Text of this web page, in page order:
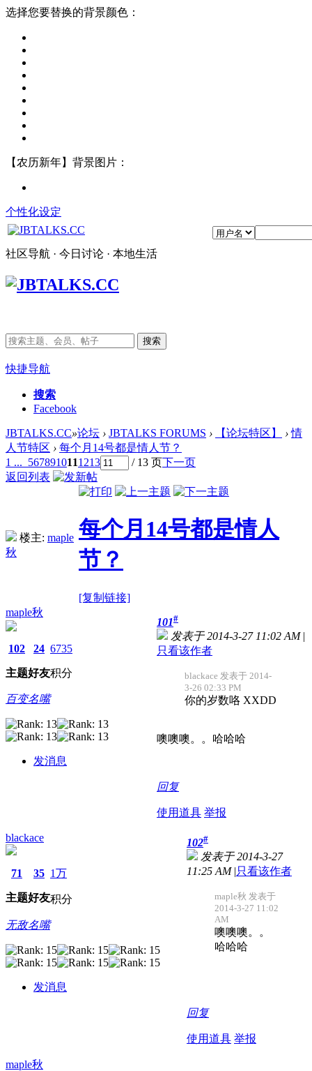
选择您要替换的背景颜色：
【农历新年】背景图片：
个性化设定
社区导航 · 今日讨论 · 本地生活
搜索
快捷导航
搜索
Facebook
JBTALKS.CC»论坛 › JBTALKS FORUMS › 【论坛特区】 › 情
人节特区 › 每个月14号都是情人节？
1 ... 5678910111213 / 13 页下一页
返回列表
楼主: maple
秋
每个月14号都是情人
节？
[复制链接]
maple秋
102
主题
24
好友
6735
积分
百变名嘴
发消息
101#
发表于 2014-3-27 11:02 AM |
只看该作者
blackace 发表于 2014-
3-26 02:33 PM
你的岁数咯 XXDD
噢噢噢。。哈哈哈
回复
使用道具 举报
blackace
71
主题
35
好友
1万
积分
无敌名嘴
发消息
102#
发表于 2014-3-27
11:25 AM |只看该作者
maple秋 发表于
2014-3-27 11:02
AM
噢噢噢。。
哈哈哈
回复
使用道具 举报
maple秋